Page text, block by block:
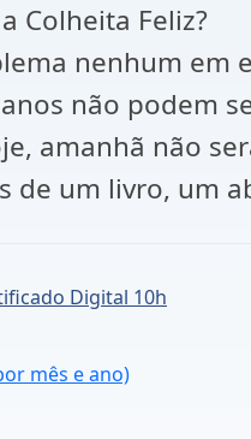
Colheita Feliz?
nenhum em
não podem
amanhã não
de um livro, um
Digital 10h
mês e ano)